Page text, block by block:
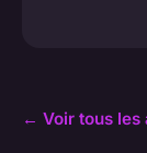
← Voir tous les